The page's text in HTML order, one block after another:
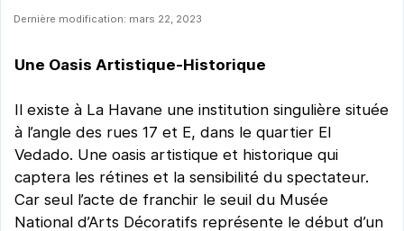
Dernière modification: mars 22, 2023
Une Oasis Artistique-Historique
Il existe à La Havane une institution singulière située
à l’angle des rues 17 et E, dans le quartier El
Vedado. Une oasis artistique et historique qui
captera les rétines et la sensibilité du spectateur.
Car seul l’acte de franchir le seuil du Musée
National d’Arts Décoratifs représente le début d’un